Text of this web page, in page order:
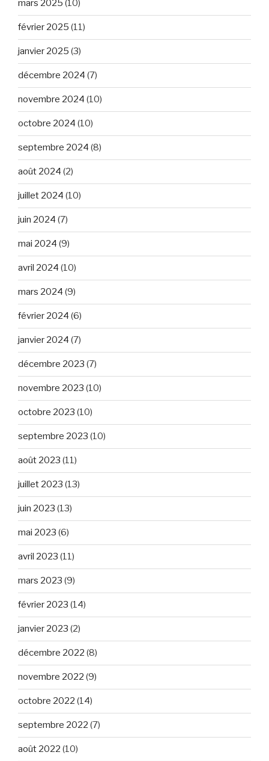
mars 2025 (10)
février 2025 (11)
janvier 2025 (3)
décembre 2024 (7)
novembre 2024 (10)
octobre 2024 (10)
septembre 2024 (8)
août 2024 (2)
juillet 2024 (10)
juin 2024 (7)
mai 2024 (9)
avril 2024 (10)
mars 2024 (9)
février 2024 (6)
janvier 2024 (7)
décembre 2023 (7)
novembre 2023 (10)
octobre 2023 (10)
septembre 2023 (10)
août 2023 (11)
juillet 2023 (13)
juin 2023 (13)
mai 2023 (6)
avril 2023 (11)
mars 2023 (9)
février 2023 (14)
janvier 2023 (2)
décembre 2022 (8)
novembre 2022 (9)
octobre 2022 (14)
septembre 2022 (7)
août 2022 (10)